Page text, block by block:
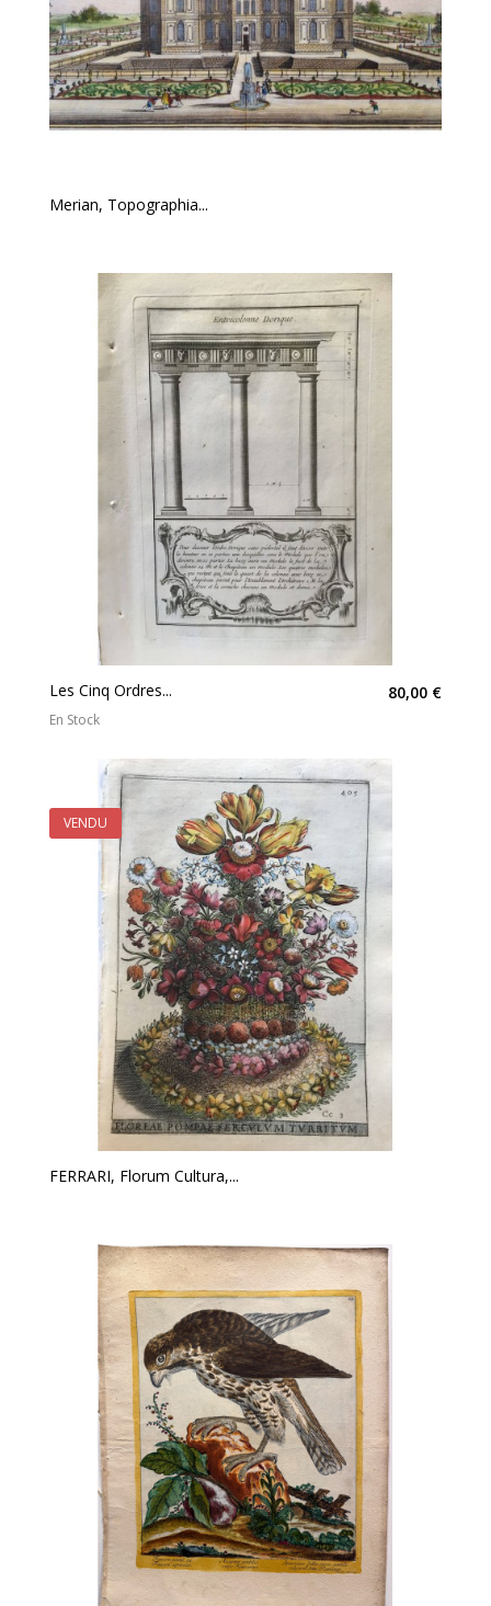
Merian, Topographia...
Les Cinq Ordres... 80,00 €
En Stock
FERRARI, Florum Cultura,...
VENDU